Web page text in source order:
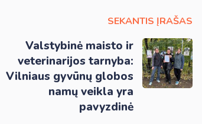
SEKANTIS ĮRAŠAS
Valstybinė maisto ir
veterinarijos tarnyba:
Vilniaus gyvūnų globos
namų veikla yra
pavyzdinė